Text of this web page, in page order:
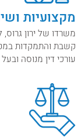
מקצועיות
משרדו של ירון
קשבת והתמקדות
עורכי דין מנוסה